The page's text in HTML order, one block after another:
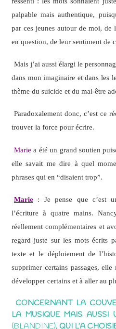
palpable mais authentique,
par ces jeunes autour de moi, de
en question, de leur sentiment de
Mais j’ai aussi élargi le
dans mon imaginaire et dans les
thème du suicide et du mal-être
Paradoxalement donc, c’est ce
trouver la force pour écrire.
Marie a été un grand soutien
elle savait me dire à quel
phrases qui en “disaient trop”.
Marie: Je pense que c’est
l’écriture à quatre mains.
réellement complémentaires et
regard juste sur les mots écrits
texte et le déploiement de
supprimer certains passages,
développer certains et à aller au
CONCERNANT LA
LA MUSIQUE MAIS AUSSI
(BLANDINE), QUI L’A